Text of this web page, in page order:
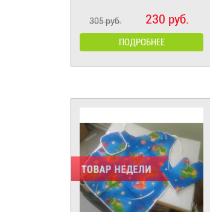
305 руб. 230 руб.
ПОДРОБНЕЕ